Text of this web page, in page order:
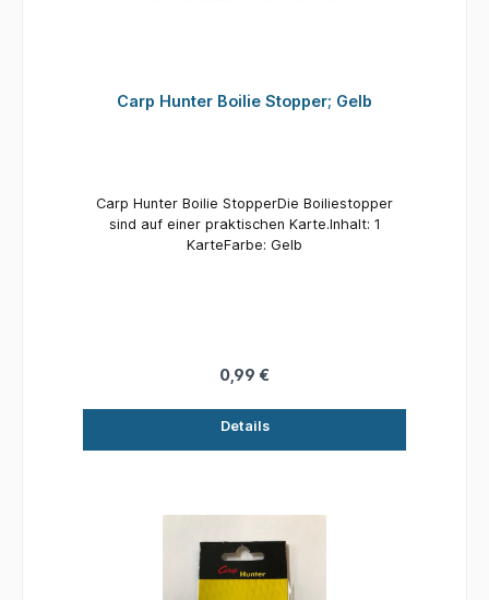
Carp Hunter Boilie Stopper; Gelb
Carp Hunter Boilie StopperDie Boiliestopper
sind auf einer praktischen Karte.Inhalt: 1
KarteFarbe: Gelb
0,99 €
Details